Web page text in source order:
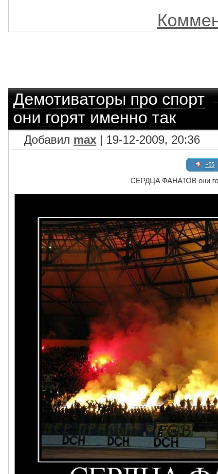
Демотиваторы про спорт
они горят именно так
Добавил max | 19-12-2009, 20:36
+55
СЕРДЦА ФАНАТОВ они